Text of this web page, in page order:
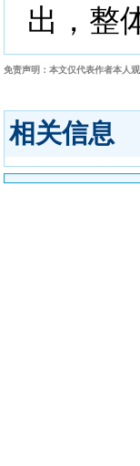
出，整
免责声明：本文仅代表作者本人
相关信息